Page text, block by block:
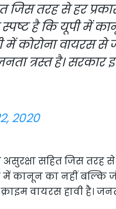
जिस तरह से हर
स्पष्ट है कि यूपी में
कोरोना वायरस से
त्रस्त है।
2020
असुरक्षा सहित जिस तरह
में कानून का नहीं बल्कि
वायरस हावी है।